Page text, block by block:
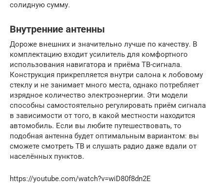
солидную сумму.
Внутренние антенны
Дороже внешних и значительно лучше по качеству. В
комплектацию входит усилитель для комфортного
использования навигатора и приёма ТВ-сигнала.
Конструкция прикрепляется внутри салона к лобовому
стеклу и не занимает много места, однако потребляет
изрядное количество электроэнергии. Эти модели
способны самостоятельно регулировать приём сигнала
в зависимости от того, в какой местности находится
автомобиль. Если вы любите путешествовать, то
подобная антенна будет оптимальным вариантом: вы
сможете смотреть ТВ и слушать радио даже вдали от
населённых пунктов.
https://youtube.com/watch?v=wiD80f8dn2E